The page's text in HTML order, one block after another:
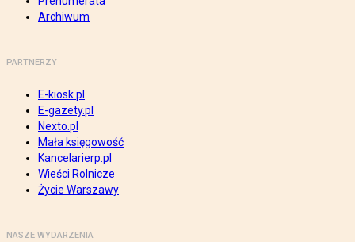
Archiwum
PARTNERZY
E-kiosk.pl
E-gazety.pl
Nexto.pl
Mała księgowość
Kancelarierp.pl
Wieści Rolnicze
Życie Warszawy
NASZE WYDARZENIA